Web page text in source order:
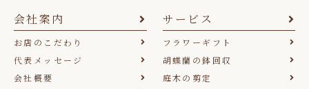
会社案内
お店のこだわり
代表メッセージ
会社概要
サービス
フラワーギフト
胡蝶蘭の鉢回収
庭木の剪定